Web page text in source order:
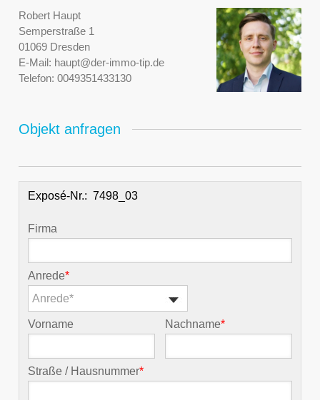
Robert Haupt
Semperstraße 1
01069 Dresden
E-Mail: haupt@der-immo-tip.de
Telefon: 0049351433130
Objekt anfragen
Exposé-Nr.:
Firma
Anrede*
Anrede*
Vorname Nachname*
Straße / Hausnummer*